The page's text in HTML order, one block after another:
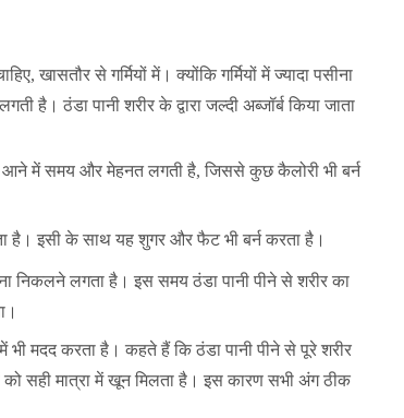
खासतौर से गर्मियों में। क्योंकि गर्मियों में ज्यादा पसीना
है। ठंडा पानी शरीर के द्वारा जल्दी अब्जॉर्ब किया जाता
में आने में समय और मेहनत लगती है, जिससे कुछ कैलोरी भी बर्न
है। इसी के साथ यह शुगर और फैट भी बर्न करता है।
निकलने लगता है। इस समय ठंडा पानी पीने से शरीर का
भी मदद करता है। कहते हैं कि ठंडा पानी पीने से पूरे शरीर
को सही मात्रा में खून मिलता है। इस कारण सभी अंग ठीक